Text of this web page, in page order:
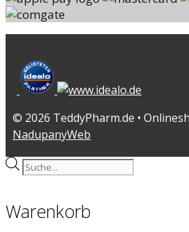
© 2026 TeddyPharm.de •
NadupanyWeb
Products
Warenkorb